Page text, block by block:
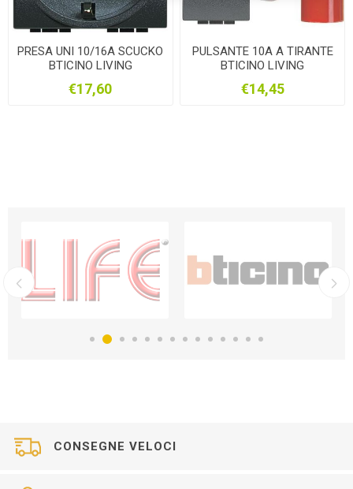
PRESA UNI 10/16A SCUCKO
BTICINO LIVING
€17,60
PULSANTE 10A A TIRANTE
BTICINO LIVING
€14,45
CONSEGNE VELOCI